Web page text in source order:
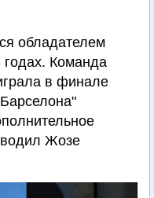
обладателем
годах. Команда
в финале
Жозе